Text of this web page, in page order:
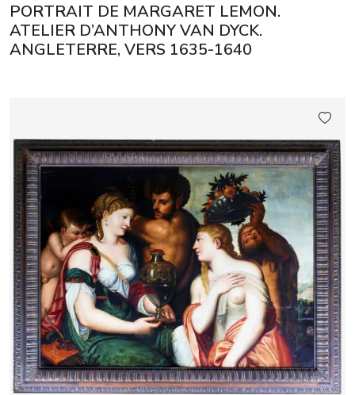
PORTRAIT DE MARGARET LEMON.
ATELIER D’ANTHONY VAN DYCK.
ANGLETERRE, VERS 1635-1640